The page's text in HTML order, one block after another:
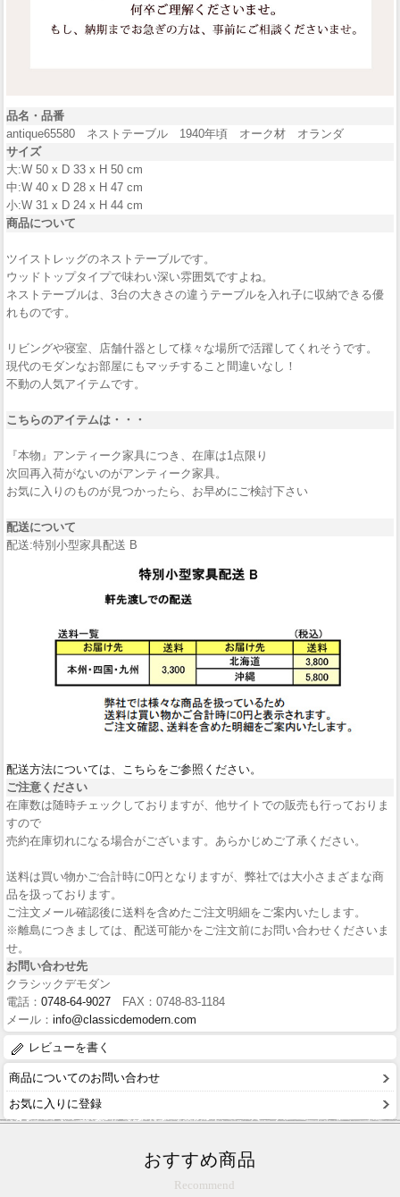
品名・品番
antique65580 ネストテーブル 1940年頃 オーク材 オランダ
サイズ
大:W 50 x D 33 x H 50 cm
中:W 40 x D 28 x H 47 cm
小:W 31 x D 24 x H 44 cm
商品について
ツイストレッグのネストテーブルです。
ウッドトップタイプで味わい深い雰囲気ですよね。
ネストテーブルは、3台の大きさの違うテーブルを入れ子に収納できる優
れものです。
リビングや寝室、店舗什器として様々な場所で活躍してくれそうです。
現代のモダンなお部屋にもマッチすること間違いなし！
不動の人気アイテムです。
こちらのアイテムは・・・
『本物』アンティーク家具につき、在庫は1点限り
次回再入荷がないのがアンティーク家具。
お気に入りのものが見つかったら、お早めにご検討下さい
配送について
配送:特別小型家具配送 B
配送方法については、こちらをご参照ください。
ご注意ください
在庫数は随時チェックしておりますが、他サイトでの販売も行っておりま
すので
売約在庫切れになる場合がございます。あらかじめご了承ください。
送料は買い物かご合計時に0円となりますが、弊社では大小さまざまな商
品を扱っております。
ご注文メール確認後に送料を含めたご注文明細をご案内いたします。
※離島につきましては、配送可能かをご注文前にお問い合わせくださいま
せ。
お問い合わせ先
クラシックデモダン
電話： 0748-64-9027 FAX：0748-83-1184
メール： info@classicdemodern.com
レビューを書く
商品についてのお問い合わせ
お気に入りに登録
おすすめ商品
Recommend